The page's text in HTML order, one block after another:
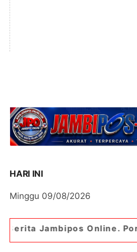
HARI INI
Minggu 09/08/2026
Online. Portal Berita